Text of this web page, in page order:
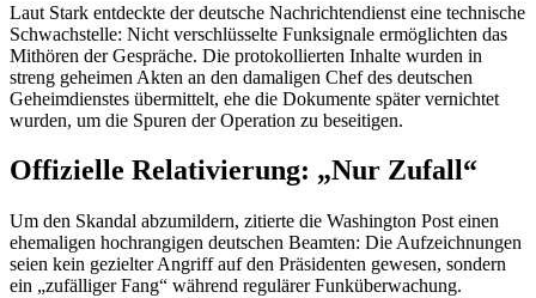
Laut Stark entdeckte der deutsche Nachrichtendienst eine technische
Schwachstelle: Nicht verschlüsselte Funksignale ermöglichten das
Mithören der Gespräche. Die protokollierten Inhalte wurden in
streng geheimen Akten an den damaligen Chef des deutschen
Geheimdienstes übermittelt, ehe die Dokumente später vernichtet
wurden, um die Spuren der Operation zu beseitigen.
Offizielle Relativierung: „Nur Zufall“
Um den Skandal abzumildern, zitierte die Washington Post einen
ehemaligen hochrangigen deutschen Beamten: Die Aufzeichnungen
seien kein gezielter Angriff auf den Präsidenten gewesen, sondern
ein „zufälliger Fang“ während regulärer Funküberwachung.